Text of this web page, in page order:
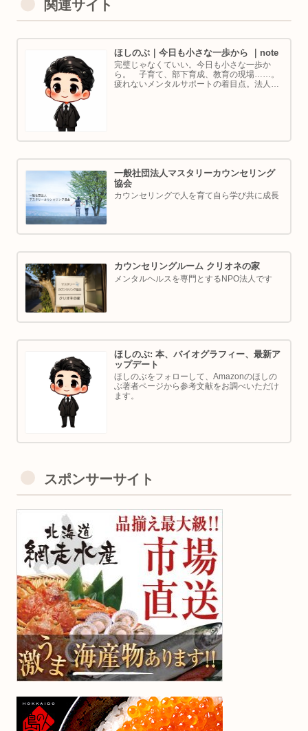
関連サイト
ほしのぶ｜今日も小さな一歩から ｜note
完璧じゃなくていい。今日も小さな一歩か
ら。 子育て、部下育成、教育の現場……。
疲れないメンタルサポートの着目点。法人代
一般社団法人マスタリーカウンセリング
協会
カウンセリングで人を育て自ら学び共に成長
カウンセリングルーム クリオネの家
メンタルヘルスを専門とするNPO法人です
ほしのぶ: 本、バイオグラフィー、最新ア
ップデート
ほしのぶをフォローして、Amazonのほしの
ぶ著者ページから参考文献をお調べいただけ
ます。
スポンサーサイト